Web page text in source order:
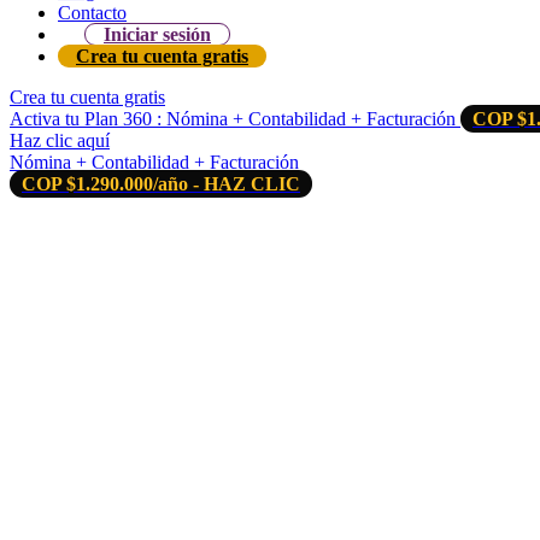
Contacto
Iniciar sesión
Crea tu cuenta gratis
Crea tu cuenta gratis
Activa tu Plan 360 : Nómina + Contabilidad + Facturación
COP
Haz clic aquí
Nómina + Contabilidad + Facturación
COP $1.290.000/año - HAZ CLIC